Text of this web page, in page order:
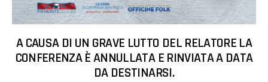
A CAUSA DI UN GRAVE LUTTO DEL RELATORE LA
CONFERENZA È ANNULLATA E RINVIATA A DATA
DA DESTINARSI.